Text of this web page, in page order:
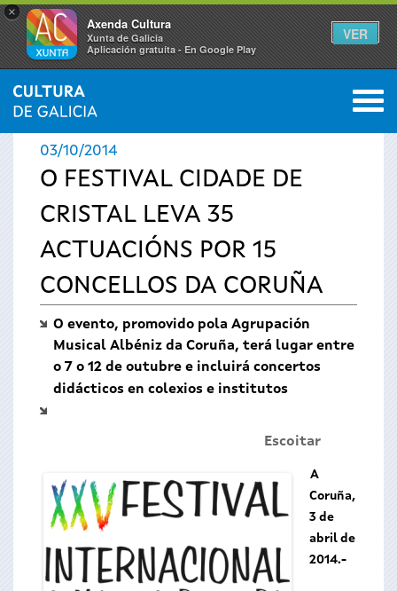
×
Axenda Cultura
Xunta de Galicia
Aplicación gratuíta - En Google Play
VER
Vostede
está
aquí
INICIO › ACTUALIDADE 0
03/10/2014
O FESTIVAL CIDADE DE
CRISTAL LEVA 35
ACTUACIÓNS POR 15
CONCELLOS DA CORUÑA
O evento, promovido pola Agrupación
Musical Albéniz da Coruña, terá lugar entre
o 7 o 12 de outubre e incluirá concertos
didácticos en colexios e institutos
Escoitar
A
Coruña,
3 de
abril de
2014.-